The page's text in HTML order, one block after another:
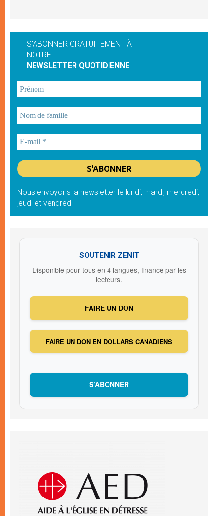
S'ABONNER GRATUITEMENT À
NOTRE
NEWSLETTER QUOTIDIENNE
Nous envoyons la newsletter le lundi, mardi, mercredi,
jeudi et vendredi
SOUTENIR ZENIT
Disponible pour tous en 4 langues, financé par les
lecteurs.
FAIRE UN DON
FAIRE UN DON EN DOLLARS CANADIENS
S’ABONNER